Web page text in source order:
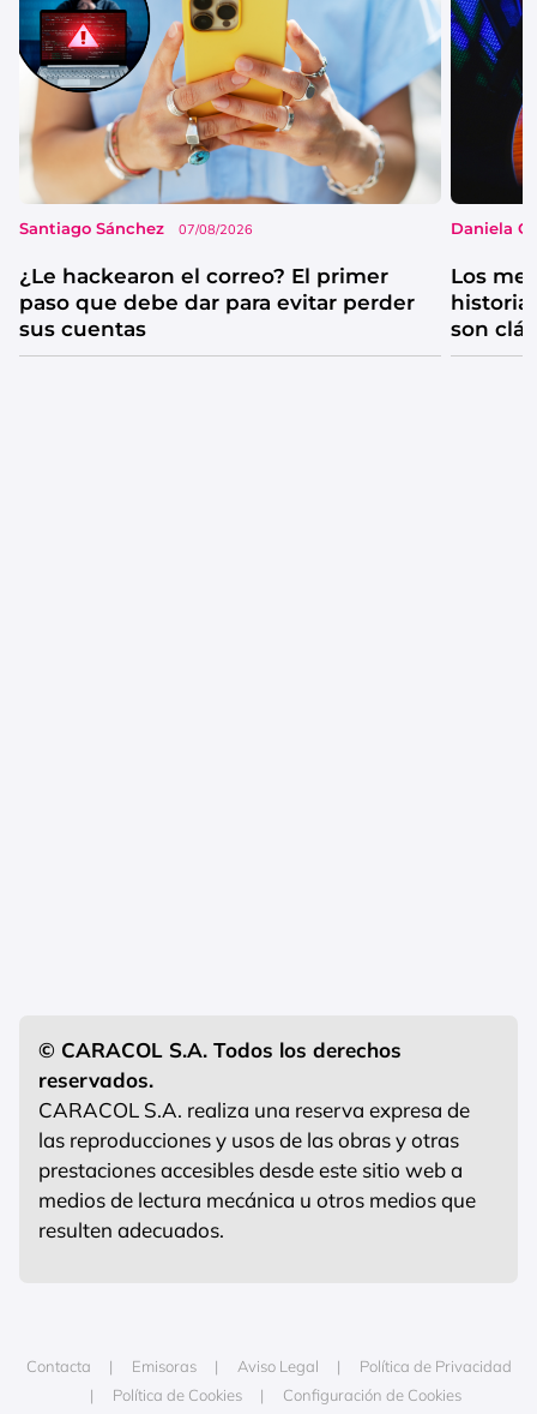
Santiago Sánchez 07/08/2026
¿Le hackearon el correo? El primer
paso que debe dar para evitar perder
sus cuentas
Daniela
Los
historia
son
© CARACOL S.A. Todos los derechos
reservados.
CARACOL S.A. realiza una reserva expresa de
las reproducciones y usos de las obras y otras
prestaciones accesibles desde este sitio web a
medios de lectura mecánica u otros medios que
resulten adecuados.
Contacta Emisoras Aviso Legal
Política de Privacidad
Política de Cookies
Configuración de Cookies